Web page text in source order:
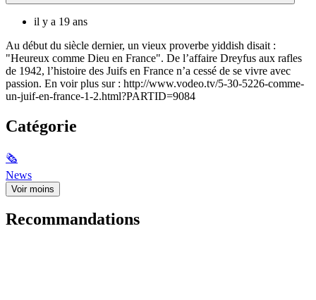
il y a 19 ans
Au début du siècle dernier, un vieux proverbe yiddish disait :
"Heureux comme Dieu en France". De l’affaire Dreyfus aux rafles
de 1942, l’histoire des Juifs en France n’a cessé de se vivre avec
passion. En voir plus sur : http://www.vodeo.tv/5-30-5226-comme-
un-juif-en-france-1-2.html?PARTID=9084
Catégorie
🗞
News
Voir moins
Recommandations